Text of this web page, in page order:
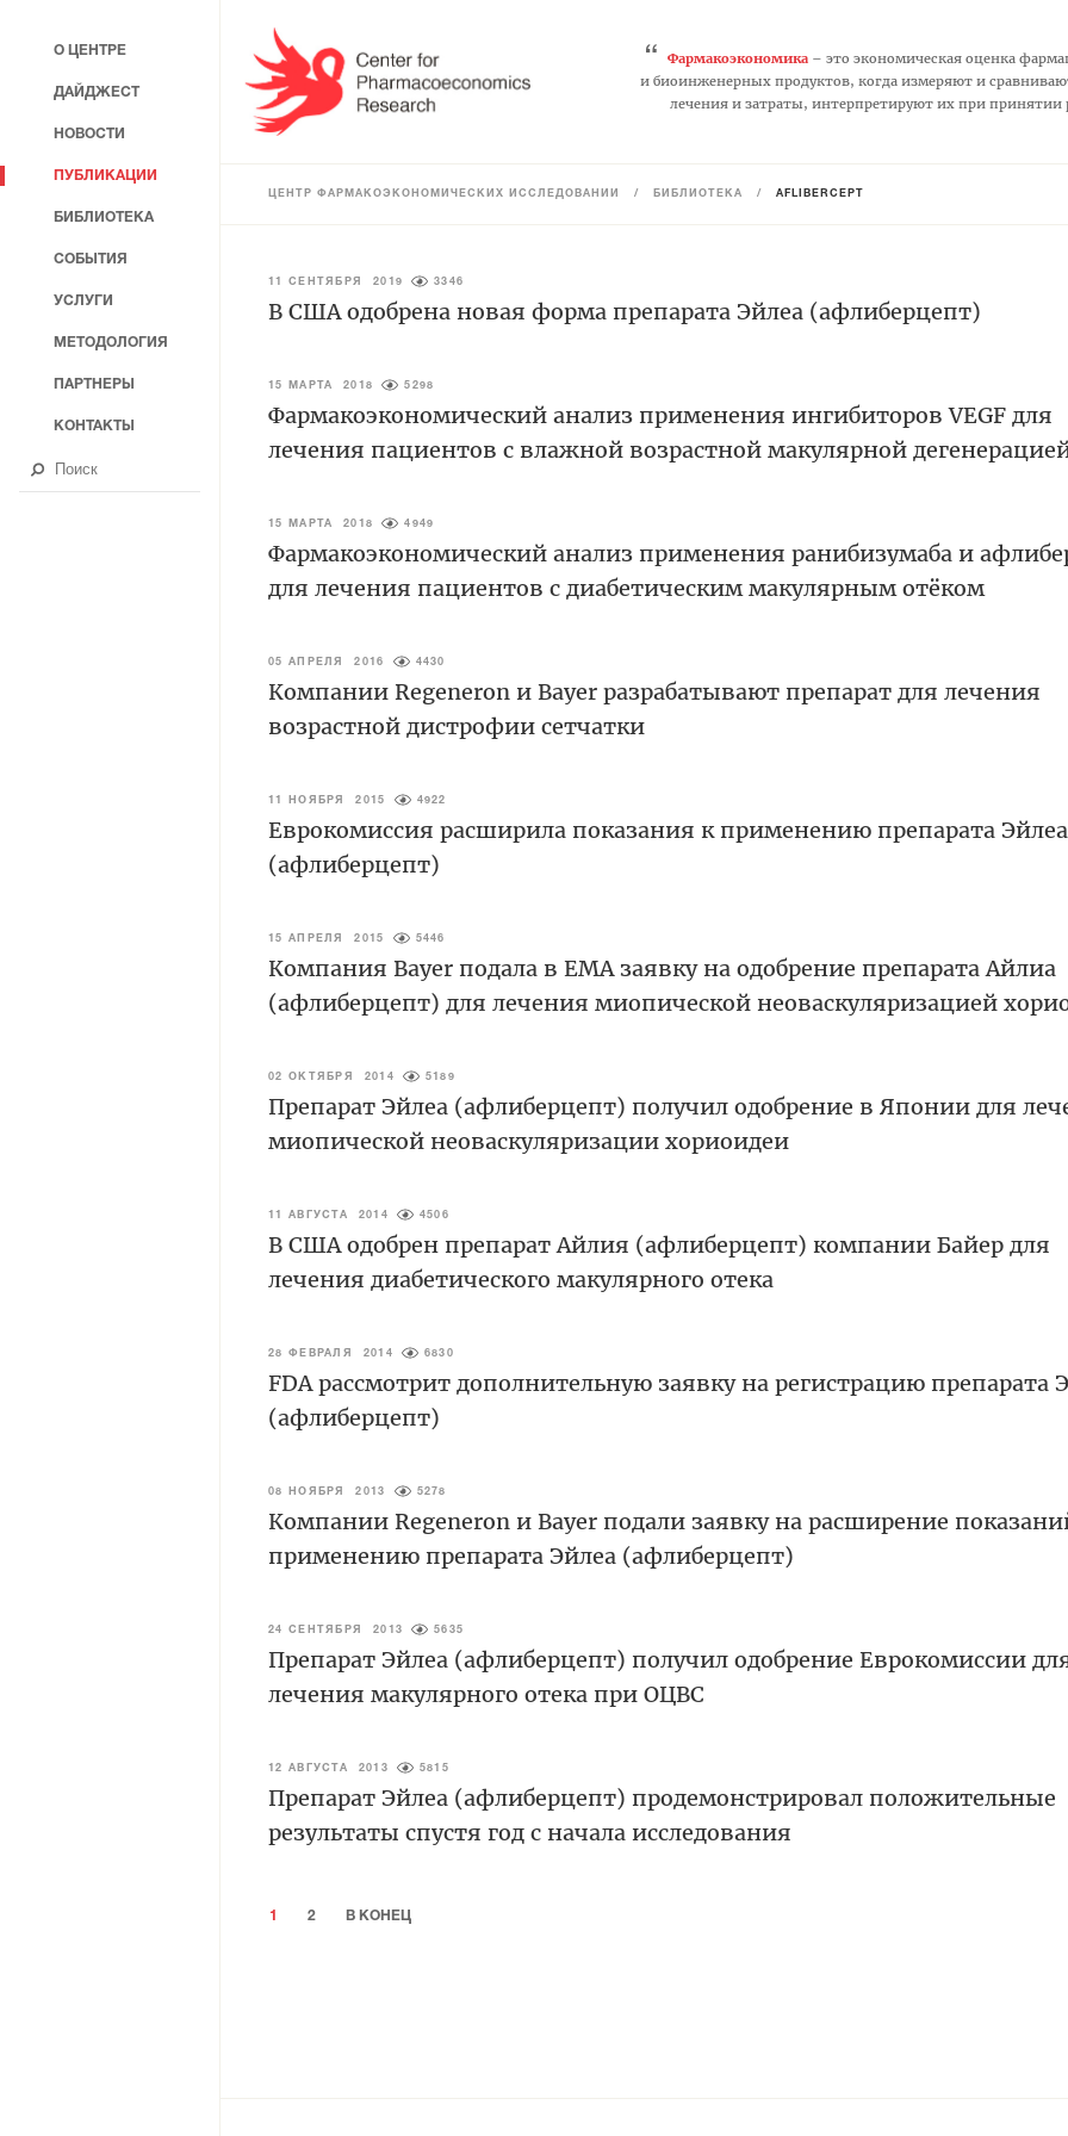
“ Фармакоэкономика– это экономическая оценка
и биоинженерных продуктов, когда измеряют и
лечения и затраты, интерпретируют их при
ЦЕНТР ФАРМАКОЭКОНОМИЧЕСКИХ ИССЛЕДОВАНИЙ / БИБЛИОТЕКА / AFLIBERCEPT
11 СЕНТЯБРЯ 2019 3346
В США одобрена новая форма препарата Эйлеа (афлиберцепт)
15 МАРТА 2018 5298
Фармакоэкономический анализ применения ингибиторов VEGF для
лечения пациентов с влажной возрастной макулярной
15 МАРТА 2018 4949
Фармакоэкономический анализ применения ранибизумаба и
для лечения пациентов с диабетическим макулярным отёком
05 АПРЕЛЯ 2016 4430
Компании Regeneron и Bayer разрабатывают препарат для лечения
возрастной дистрофии сетчатки
11 НОЯБРЯ 2015 4922
Еврокомиссия расширила показания к применению препарата Эйлеа
(афлиберцепт)
15 АПРЕЛЯ 2015 5446
Компания Bayer подала в ЕМА заявку на одобрение препарата Айлиа
(афлиберцепт) для лечения миопической неоваскуляризацией
02 ОКТЯБРЯ 2014 5189
Препарат Эйлеа (афлиберцепт) получил одобрение в Японии для
миопической неоваскуляризации хориоидеи
11 АВГУСТА 2014 4506
В США одобрен препарат Айлия (афлиберцепт) компании Байер для
лечения диабетического макулярного отека
28 ФЕВРАЛЯ 2014 6830
FDA рассмотрит дополнительную заявку на регистрацию препарата
(афлиберцепт)
08 НОЯБРЯ 2013 5278
Компании Regeneron и Bayer подали заявку на расширение
применению препарата Эйлеа (афлиберцепт)
24 СЕНТЯБРЯ 2013 5635
Препарат Эйлеа (афлиберцепт) получил одобрение Еврокомиссии
лечения макулярного отека при ОЦВС
12 АВГУСТА 2013 5815
Препарат Эйлеа (афлиберцепт) продемонстрировал положительные
результаты спустя год с начала исследования
1 2 В КОНЕЦ
О ЦЕНТРЕ
ДАЙДЖЕСТ
НОВОСТИ
ПУБЛИКАЦИИ
БИБЛИОТЕКА
СОБЫТИЯ
УСЛУГИ
МЕТОДОЛОГИЯ
ПАРТНЕРЫ
КОНТАКТЫ